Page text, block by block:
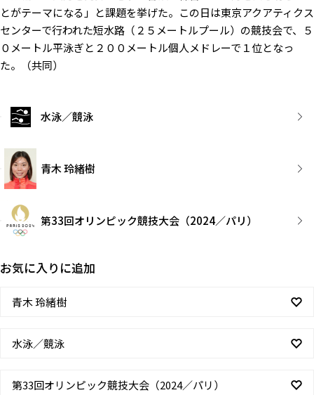
とがテーマになる」と課題を挙げた。この日は東京アクアティクス
センターで行われた短水路（２５メートルプール）の競技会で、５
０メートル平泳ぎと２００メートル個人メドレーで１位となっ
た。（共同）
水泳／競泳
青木 玲緒樹
第33回オリンピック競技大会（2024／パリ）
お気に入りに追加
青木 玲緒樹
水泳／競泳
第33回オリンピック競技大会（2024／パリ）